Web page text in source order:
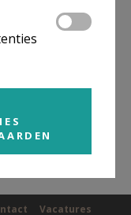
andere
Vacatures